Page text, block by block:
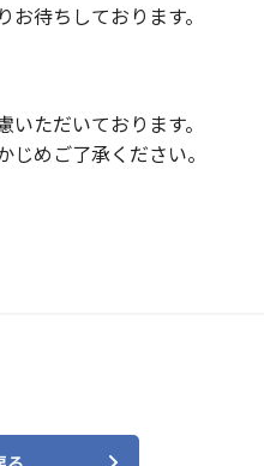
待ちしております。
ただいております。
めご了承ください。